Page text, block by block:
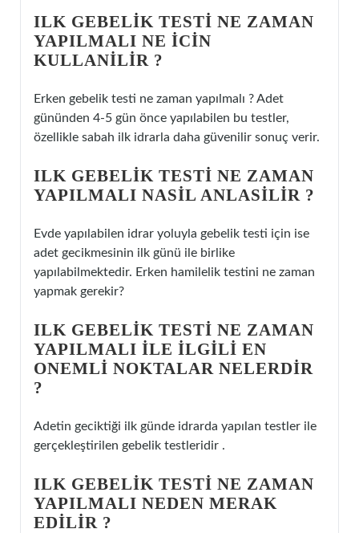
ILK GEBELIK TESTI NE ZAMAN
YAPILMALI NE ICIN
KULLANILIR ?
Erken gebelik testi ne zaman yapılmalı ? Adet
gününden 4-5 gün önce yapılabilen bu testler,
özellikle sabah ilk idrarla daha güvenilir sonuç verir.
ILK GEBELIK TESTI NE ZAMAN
YAPILMALI NASIL ANLASILIR ?
Evde yapılabilen idrar yoluyla gebelik testi için ise
adet gecikmesinin ilk günü ile birlike
yapılabilmektedir. Erken hamilelik testini ne zaman
yapmak gerekir?
ILK GEBELIK TESTI NE ZAMAN
YAPILMALI ILE ILGILI EN
ONEMLI NOKTALAR NELERDIR
?
Adetin geciktiği ilk günde idrarda yapılan testler ile
gerçekleştirilen gebelik testleridir .
ILK GEBELIK TESTI NE ZAMAN
YAPILMALI NEDEN MERAK
EDILIR ?